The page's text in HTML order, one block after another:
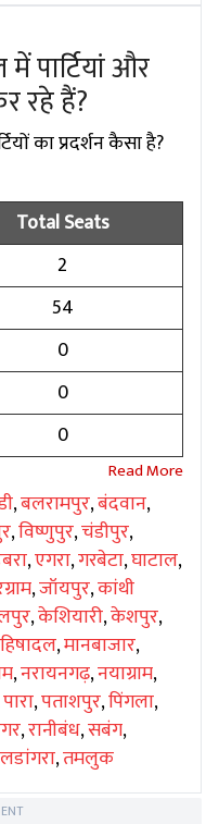
में पार्टियां और
रहे हैं?
का प्रदर्शन कैसा है?
Total Seats
2
54
0
0
0
,बलरामपुर,बंदवान,
,विष्णुपुर,चंडीपुर,
,एगरा,गरबेटा,घाटाल,
,जॉयपुर,कांथी
,केशियारी,केशपुर,
,मानबाजार,
,नरायनगढ़,नयाग्राम,
पारा,पताशपुर,पिंगला,
,रानीबंध,सबंग,
,तमलुक